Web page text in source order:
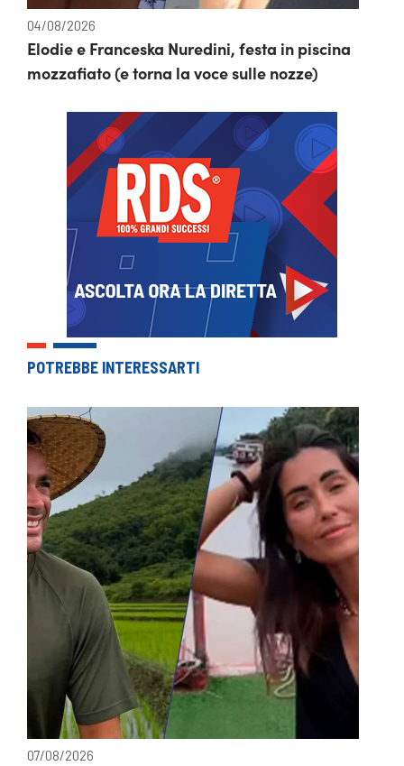
04/08/2026
Elodie e Franceska Nuredini, festa in piscina
mozzafiato (e torna la voce sulle nozze)
POTREBBE INTERESSARTI
07/08/2026